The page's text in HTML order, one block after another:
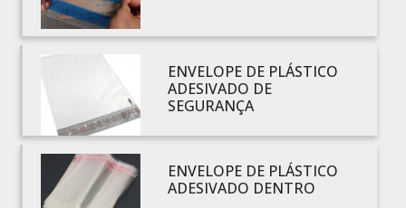
BOBINA PLÁSTICA PARA ESTUFA
BOBINA PLÁSTICO
BOBINA PLÁSTICO BOLHA
BOBINA PLÁSTICO FILME
BOBINA PLÁSTICO SHRINK
BOBINAS EM PLÁSTICO BOLHA 1
BOBINAS PARA SACOLAS PLÁSTICAS
ENVELOPE DE PLÁSTICO
ADESIVADO DE
SEGURANÇA
ENVELOPE DE PLÁSTICO
ADESIVADO DENTRO